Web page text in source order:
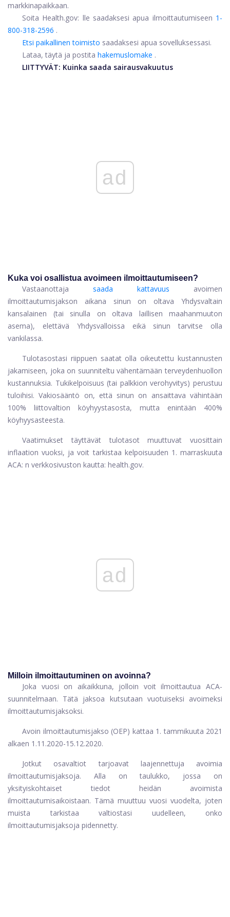
markkinapaikkaan.
Soita Health.gov: lle saadaksesi apua ilmoittautumiseen 1-
800-318-2596 .
Etsi paikallinen toimisto saadaksesi apua sovelluksessasi.
Lataa, täytä ja postita hakemuslomake .
LIITTYVÄT: Kuinka saada sairausvakuutus
ad
Kuka voi osallistua avoimeen ilmoittautumiseen?
Vastaanottaja saada kattavuus
avoimen
ilmoittautumisjakson aikana sinun on oltava Yhdysvaltain
kansalainen (tai sinulla on oltava laillisen maahanmuuton
asema), elettävä Yhdysvalloissa eikä sinun tarvitse olla
vankilassa.
Tulotasostasi riippuen saatat olla oikeutettu kustannusten
jakamiseen, joka on suunniteltu vähentämään terveydenhuollon
kustannuksia. Tukikelpoisuus (tai palkkion verohyvitys) perustuu
tuloihisi. Vakiosääntö on, että sinun on ansaittava vähintään
100% liittovaltion köyhyystasosta, mutta enintään 400%
köyhyysasteesta.
Vaatimukset täyttävät tulotasot muuttuvat vuosittain
inflaation vuoksi, ja voit tarkistaa kelpoisuuden 1. marraskuuta
ACA: n verkkosivuston kautta: health.gov.
ad
Milloin ilmoittautuminen on avoinna?
Joka vuosi on aikaikkuna, jolloin voit ilmoittautua ACA-
suunnitelmaan. Tätä jaksoa kutsutaan vuotuiseksi avoimeksi
ilmoittautumisjaksoksi.
Avoin ilmoittautumisjakso (OEP) kattaa 1. tammikuuta 2021
alkaen 1.11.2020-15.12.2020.
Jotkut osavaltiot tarjoavat laajennettuja avoimia
ilmoittautumisjaksoja. Alla on taulukko, jossa on
yksityiskohtaiset tiedot heidän avoimista
ilmoittautumisaikoistaan. Tämä muuttuu vuosi vuodelta, joten
muista tarkistaa valtiostasi uudelleen, onko
ilmoittautumisjaksoja pidennetty.